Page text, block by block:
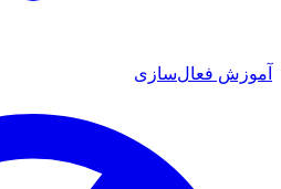
فعال‌سازی